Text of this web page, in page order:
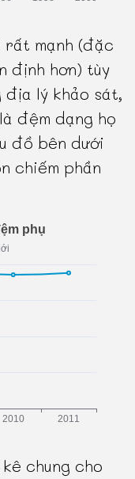
mạnh (đặc
định hơn) tùy
địa lý khảo sát,
đệm dạng họ
đồ bên dưới
chiếm phần
chung cho